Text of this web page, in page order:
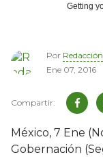
Getting
Por Redacción
Ene 07, 2016
México, 7 Ene
Gobernación